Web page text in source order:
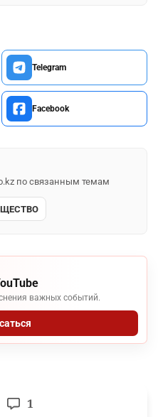
Telegram
Facebook
по связанным темам
важных событий.
1